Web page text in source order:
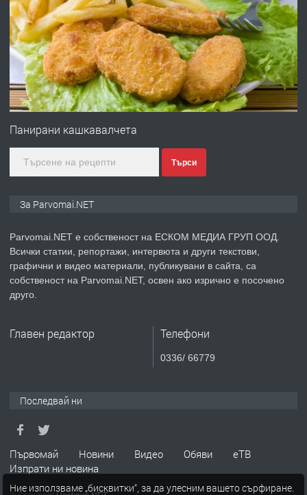
ПРЕДЛАГА Работа за общи работници
преди 1 година
ПРЕДЛАГА
Първи поход "По стъпките на Ангел
преди 1 година
ПРЕДЛАГА Уроци по Математика
ТЪРСИ Търсим работник
Панирани кашкавалчета
Търси
За Parvomai.NET
Parvomai.NET е собственост на ЕСКОМ МЕДИА ГРУП ООД.
Всички статии, репортажи, интервюта и други текстови,
графични и видео материали, публикувани в сайта, са
собственост на Parvomai.NET, освен ако изрично е посочено
друго.
Главен редактор Телефони
0336/ 66779
Последвай ни
Първомай Новини Видео Обяви
еТВ
Изпрати ни новина
Ние използваме „бисквитки“, за да улесним вашето сърфиране.